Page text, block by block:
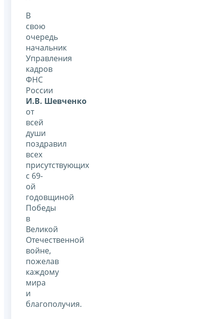
В
свою
очередь
начальник
Управления
кадров
ФНС
России
И.В. Шевченко
от
всей
души
поздравил
всех
присутствующих
с 69-
ой
годовщиной
Победы
в
Великой
Отечественной
войне,
пожелав
каждому
мира
и
благополучия.